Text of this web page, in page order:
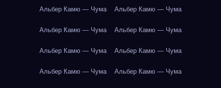
Альбер Камю — Чума Альбер Камю — Чума
Альбер Камю — Чума Альбер Камю — Чума
Альбер Камю — Чума Альбер Камю — Чума
Альбер Камю — Чума Альбер Камю — Чума